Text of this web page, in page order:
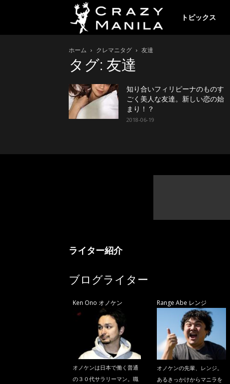
イ
ー
トピックス
ホーム クレマニタグ 友達
タグ: 友達
知り合いフィリピーナのものす
ごく美人な友達。新しい恋の始
まり！？
2018-06-19
ライター紹介
ブログライター
Ken Ono オノケン
オノケンは日本で働く普通
の３０代サラリーマン。職
Range Abe レンジ
オノケンの先輩、レンジ。
あるきっかけからマニラを